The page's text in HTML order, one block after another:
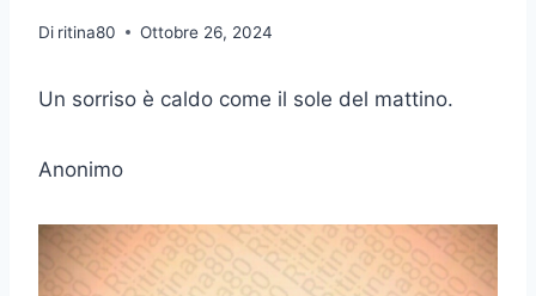
Di ritina80 Ottobre 26, 2024
Un sorriso è caldo come il sole del mattino.
Anonimo